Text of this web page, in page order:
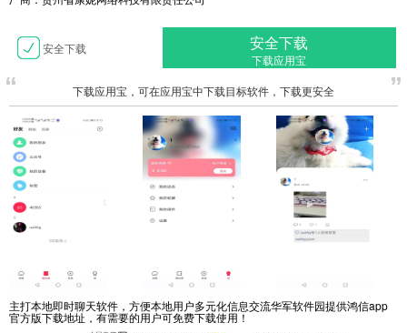
安全下载 安全下载
下载应用宝
下载应用宝，可在应用宝中下载目标软件，下载更安全
主打本地即时聊天软件，方便本地用户多元化信息交流华军软件园提供鸿信app
官方版下载地址，有需要的用户可免费下载使用！